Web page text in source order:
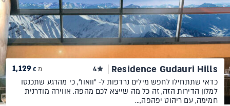
Residence Gudauri Hills
4 מ 1,129 €
כדאי שתתחילו לחפש מילים נרדפות ל- "וואוו", כי מהרגע שתכנסו
למלון הדירות הזה, זה כל מה שייצא לכם מהפה. אווירה מודרנית
חמימה, עם ריהוט יפהפה,…